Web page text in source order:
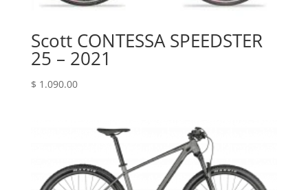
Scott CONTESSA SPEEDSTER
25 – 2021
$ 1.090.00